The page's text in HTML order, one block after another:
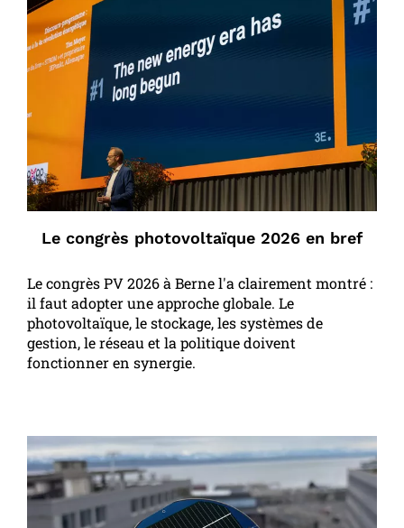
Le congrès photovoltaïque 2026 en bref
Le congrès PV 2026 à Berne l'a clairement montré :
il faut adopter une approche globale. Le
photovoltaïque, le stockage, les systèmes de
gestion, le réseau et la politique doivent
fonctionner en synergie.